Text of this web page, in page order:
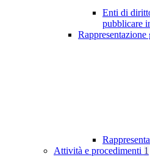
Enti di
pubblicare
Rappresentazione
Attività e procedimenti 1